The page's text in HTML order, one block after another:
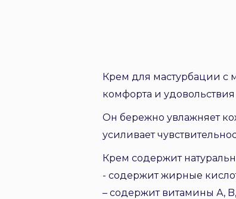
Крем для мастурбации с
комфорта и
Он бережно увлажняет
усиливает
Крем содержит
- содержит жирные
– содержит витамины А, B,